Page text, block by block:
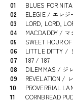
01
BLUES FOR
02
ELEGIE / エレジ
03
LORD, LORD,
04
MACDADDY / マ
05
SWEET HOUR
06
LITTLE DITTY /
07
187 / 187
08
DILEMMAS / ジ
09
REVELATION /
10
PROVERBIAL
11
CORNBREAD